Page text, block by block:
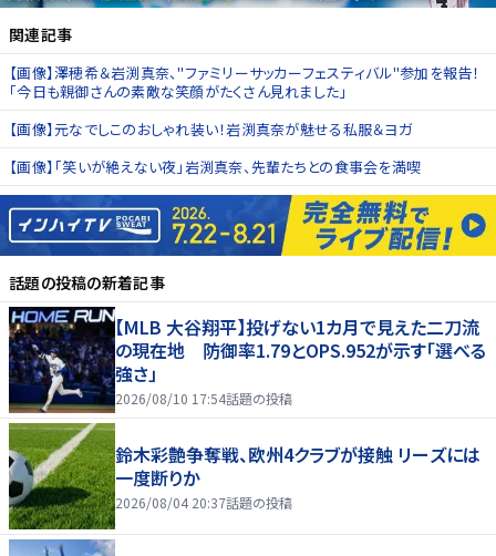
関連記事
【画像】澤穂希＆岩渕真奈、"ファミリーサッカーフェスティバル"参加を報告！
「今日も親御さんの素敵な笑顔がたくさん見れました」
【画像】元なでしこのおしゃれ装い！岩渕真奈が魅せる私服＆ヨガ
【画像】「笑いが絶えない夜」岩渕真奈、先輩たちとの食事会を満喫
話題の投稿の新着記事
【MLB 大谷翔平】投げない1カ月で見えた二刀流
の現在地 防御率1.79とOPS.952が示す「選べる
強さ」
2026/08/10 17:54話題の投稿
鈴木彩艶争奪戦、欧州4クラブが接触 リーズには
一度断りか
2026/08/04 20:37話題の投稿